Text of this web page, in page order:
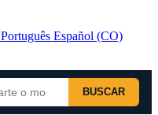
Português Español (CO)
BUSCAR